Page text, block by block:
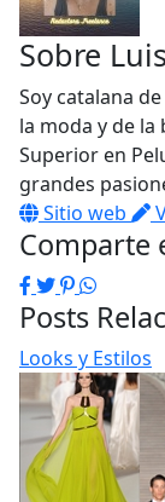
Sobre
Soy catalana
la moda y de la
Superior en
grandes
Sitio web
Comparte
Facebook
Twitter
Pinterest
Posts
Looks y Estilos